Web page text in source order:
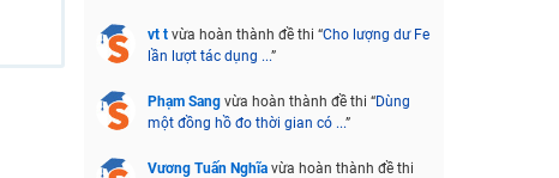
vt t vừa hoàn thành đề thi “Cho lượng dư Fe
lần lượt tác dụng ...”
Phạm Sang vừa hoàn thành đề thi “Dùng
một đồng hồ đo thời gian có ...”
Vương Tuấn Nghĩa vừa hoàn thành đề thi